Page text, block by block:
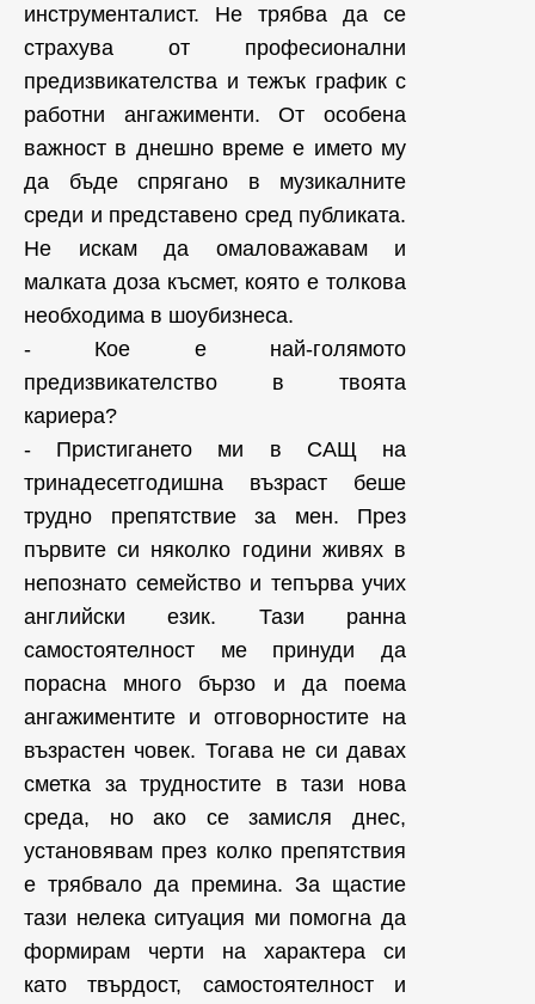
инструменталист. Не трябва да се
страхува от професионални
предизвикателства и тежък график с
работни ангажименти. От особена
важност в днешно време е името му
да бъде спрягано в музикалните
среди и представено сред публиката.
Не искам да омаловажавам и
малката доза късмет, която е толкова
необходима в шоубизнеса.
- Кое е най-голямото
предизвикателство в твоята
кариера?
- Пристигането ми в САЩ на
тринадесетгодишна възраст беше
трудно препятствие за мен. През
първите си няколко години живях в
непознато семейство и тепърва учих
английски език. Тази ранна
самостоятелност ме принуди да
порасна много бързо и да поема
ангажиментите и отговорностите на
възрастен човек. Тогава не си давах
сметка за трудностите в тази нова
среда, но ако се замисля днес,
установявам през колко препятствия
е трябвало да премина. За щастие
тази нелека ситуация ми помогна да
формирам черти на характера си
като твърдост, самостоятелност и